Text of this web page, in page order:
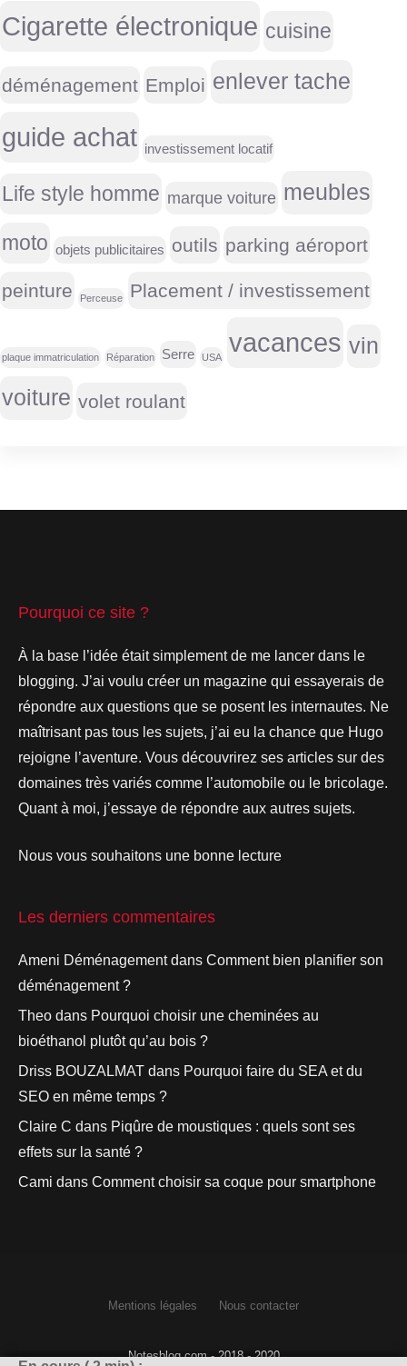
Cigarette électronique cuisine
déménagement Emploi enlever tache
guide achat investissement locatif
Life style homme marque voiture meubles
moto objets publicitaires outils parking aéroport
peinture Perceuse Placement / investissement
plaque immatriculation Réparation Serre USA vacances vin
voiture volet roulant
Pourquoi ce site ?
À la base l’idée était simplement de me lancer dans le
blogging. J’ai voulu créer un magazine qui essayerais de
répondre aux questions que se posent les internautes. Ne
maîtrisant pas tous les sujets, j’ai eu la chance que Hugo
rejoigne l’aventure. Vous découvrirez ses articles sur des
domaines très variés comme l’automobile ou le bricolage.
Quant à moi, j’essaye de répondre aux autres sujets.
Nous vous souhaitons une bonne lecture
Les derniers commentaires
Ameni Déménagementdans Comment bien planifier son
déménagement ?
Theo dans Pourquoi choisir une cheminées au
bioéthanol plutôt qu’au bois ?
Driss BOUZALMAT dans Pourquoi faire du SEA et du
SEO en même temps ?
Claire C dans Piqûre de moustiques : quels sont ses
effets sur la santé ?
Cami dans Comment choisir sa coque pour smartphone
Mentions légales Nous contacter
Notesblog.com - 2018 - 2020